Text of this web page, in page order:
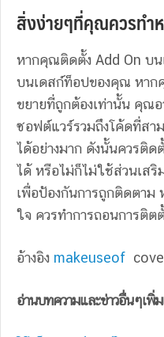
สิ่งง่ายๆที่คุณควรทำ
หากคุณติดตั้ง Add On บน
บนเดสก์ท็อปของคุณ หาก
ขยายที่ถูกต้องเท่านั้น คุณ
ซอฟต์แวร์รวมถึงโค้ดที่ส
ได้อย่างมาก ดังนั้นควรติ
ได้ หรือไม่ก็ไม่ใช้ส่วนเส
เพื่อป้องกันการถูกติดตาม
ใจ ควรทำการถอนการติต
อ้างอิง makeuseof
อ่านบทความและข่าวอื่นๆเพิ่